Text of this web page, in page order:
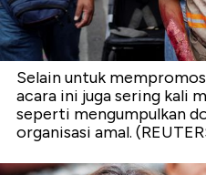
Selain untuk
acara ini juga sering kali
seperti mengumpulkan
organisasi amal.